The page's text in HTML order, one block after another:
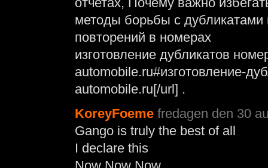
методы борьбы с
повторений в номерах
изготовление дубликатов
automobile.ru#изготовление-
automobile.ru[/url] .
KoreyFoeme fredagen den 30
Gango is truly the best of all
I declare this